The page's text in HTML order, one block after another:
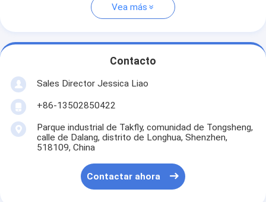
Vea más
Contacto
Sales Director Jessica Liao
+86-13502850422
Parque industrial de Takfly, comunidad de Tongsheng,
calle de Dalang, distrito de Longhua, Shenzhen,
518109, China
Contactar ahora